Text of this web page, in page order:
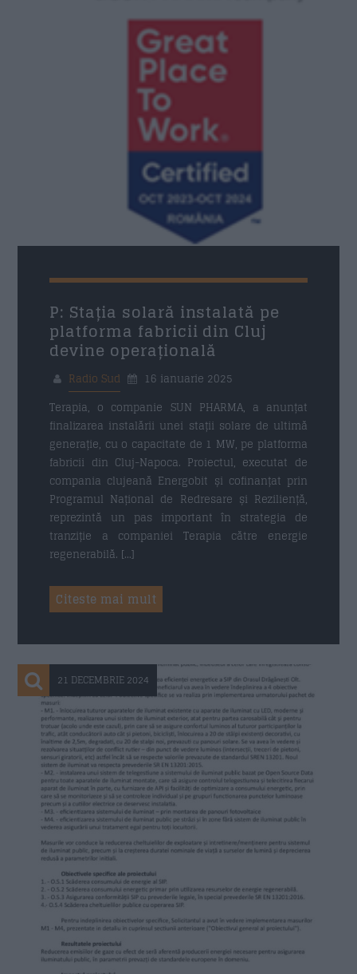
Formular Contact
Mesaj*
Trimite
P: Stația solară instalată pe
platforma fabricii din Cluj
devine operațională
Radio Sud
16 ianuarie 2025
Terapia, o companie SUN PHARMA, a anunțat
finalizarea instalării unei stații solare de ultimă
generație, cu o capacitate de 1 MW, pe platforma
fabricii din Cluj-Napoca. Proiectul, executat de
compania clujeană Energobit și cofinanțat prin
Programul Național de Redresare și Reziliență,
reprezintă un pas important în strategia de
tranziție a companiei Terapia către energie
regenerabilă. […]
Citeste mai mult
21 DECEMBRIE 2024